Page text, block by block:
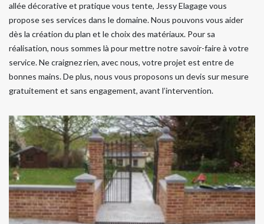
allée décorative et pratique vous tente, Jessy Elagage vous
propose ses services dans le domaine. Nous pouvons vous aider
dès la création du plan et le choix des matériaux. Pour sa
réalisation, nous sommes là pour mettre notre savoir-faire à votre
service. Ne craignez rien, avec nous, votre projet est entre de
bonnes mains. De plus, nous vous proposons un devis sur mesure
gratuitement et sans engagement, avant l’intervention.